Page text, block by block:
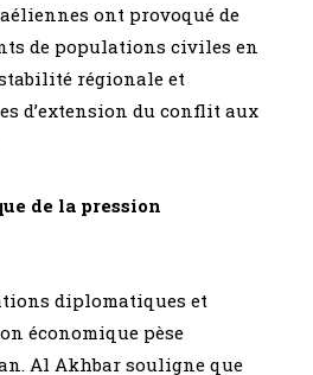
ont provoqué de
de populations civiles en
régionale et
d’extension du conflit aux
de la pression
diplomatiques et
économique pèse
Al Akhbar souligne que